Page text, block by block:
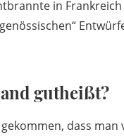
in
gutheißt?
dass